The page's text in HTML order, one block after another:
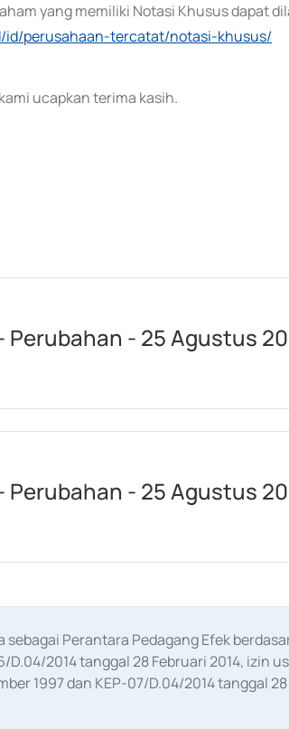
yang memiliki Notasi Khusus dapat
id/perusahaan-tercatat/notasi-khusus/
ucapkan terima kasih.
- 25 Agustus
- 25 Agustus
Perantara Pedagang Efek
D.04/2014 tanggal 28 Februari 2014,
1997 dan KEP-07/D.04/2014 tanggal